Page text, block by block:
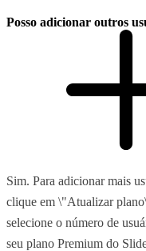
Posso adicionar outros
Sim. Para adicionar mais
clique em \"Atualizar
selecione o número de
seu plano Premium do